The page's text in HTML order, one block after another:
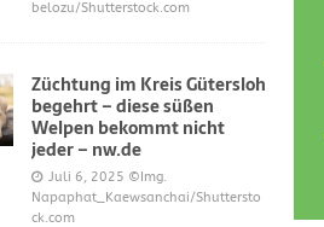
– OP-
belozu/Shutterstock.com
Züchtung im Kreis Gütersloh
begehrt – diese süßen
Welpen bekommt nicht
jeder – nw.de
Juli 6, 2025 ©Img.
Napaphat_Kaewsanchai/Shuttersto
ck.com